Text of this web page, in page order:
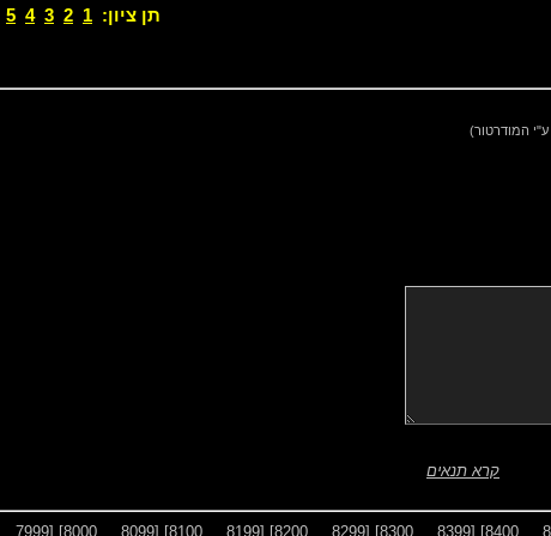
תן ציון: 1
2
3
4
5
ע"י המודרטור)
קרא תנאים
[8399 ... 8300]
[8299 ... 8200]
[8199 ... 8100]
[8099 ... 8000]
[7999 ... 7900]